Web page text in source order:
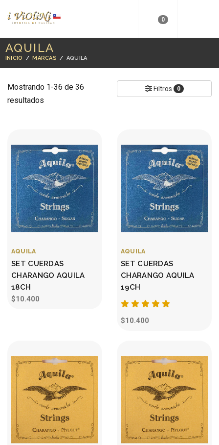
0
AQUILA
INICIO /MARCAS / AQUILA
Mostrando 1-36 de 36
resultados
Filtros 0
AQUILA
SET CUERDAS
CHARANGO AQUILA
18CH
$10.400
AQUILA
SET CUERDAS
CHARANGO AQUILA
19CH
$10.400